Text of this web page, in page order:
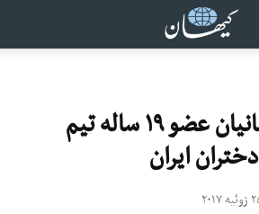
مرگ زینب ساسانیان عضو ۱۹ ساله تیم
ایران